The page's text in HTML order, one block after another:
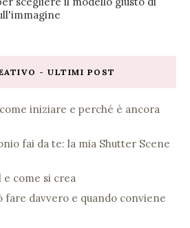
- ULTIMI POST
iniziare e perché è ancora
fai da te: la mia Shutter Scene
e come si crea
fare davvero e quando conviene